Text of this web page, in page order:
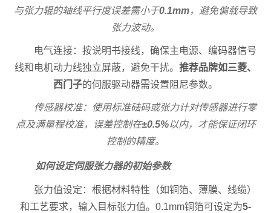
与张力辊的轴线平行度误差需小于0.1mm，避免偏载导致
张力波动。
电气连接：按说明书接线，确保主电源、编码器信号
线和电机动力线独立屏蔽，避免干扰。 推荐品牌如三菱、
西门子的伺服驱动器需设置阻尼参数。
传感器校准：使用标准砝码或张力计对传感器进行零
点及满量程校准，误差控制在±0.5%以内，才能保证闭环
控制的精度。
如何设定伺服张力器的初始参数
张力值设定：根据材料特性（如铜箔、薄膜、线缆）
和工艺要求，输入目标张力值。0.1mm铜箔可设定为5-